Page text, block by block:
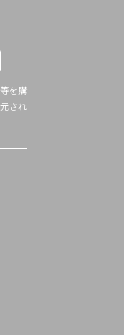
を購
され